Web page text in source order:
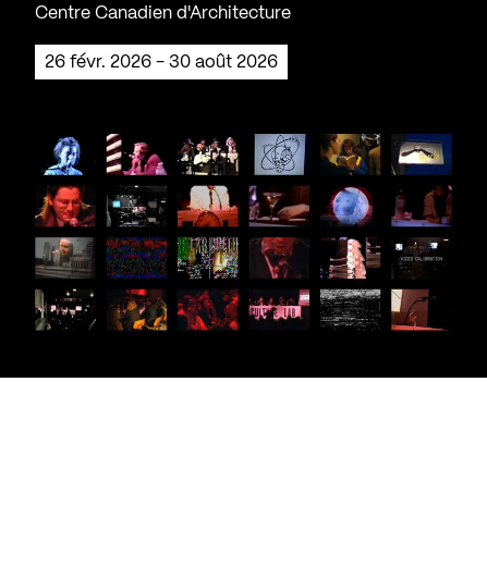
Centre Canadien d'Architecture
26 févr. 2026 - 30 août 2026